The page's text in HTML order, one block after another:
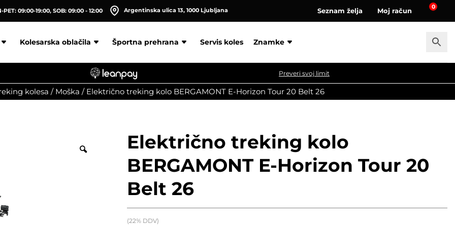
PET: 09:00-19:00, SOB: 09:00 - 12:00 Argentinska ulica 13, 1000 Ljubljana Seznam želja Moj račun 0
Kolesarska oblačila Športna prehrana Servis koles Znamke
Preveri svoj limit
kolesa / Moška / Električno treking kolo BERGAMONT E-Horizon Tour 20 Belt 26
Električno treking kolo
BERGAMONT E-Horizon Tour 20
Belt 26
(22% DDV)